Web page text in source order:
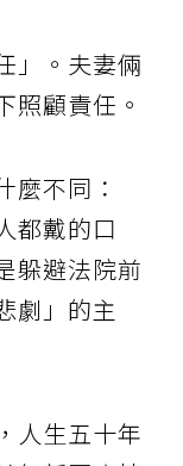
」。夫妻倆
照顧責任。
麼不同：
都戴的口
躲避法院前
劇」的主
人生五十年